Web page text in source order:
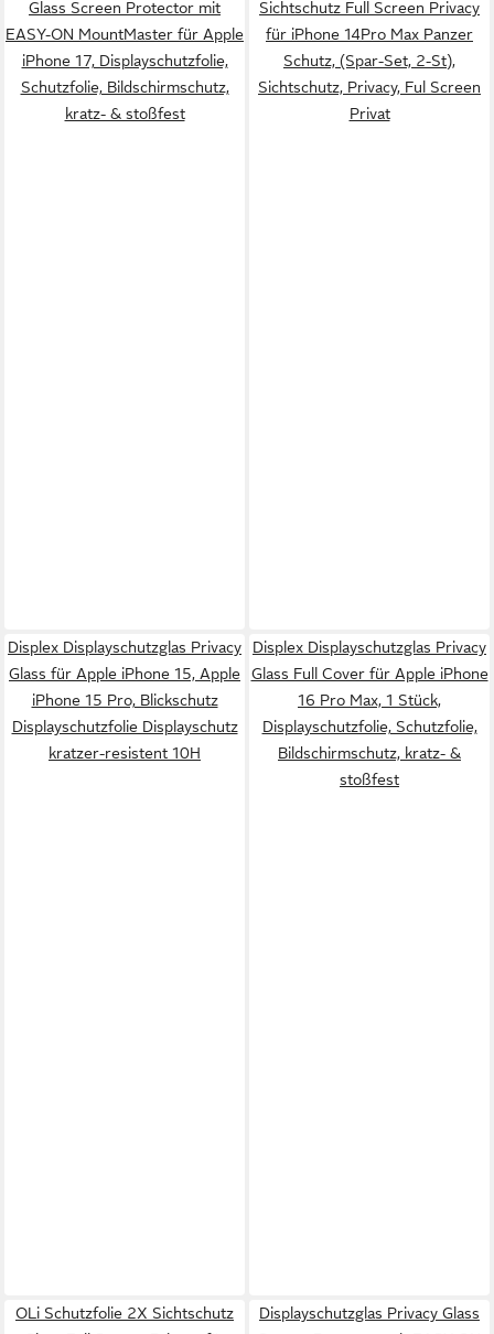
Glass Screen Protector mit
EASY-ON MountMaster für Apple
iPhone 17, Displayschutzfolie,
Schutzfolie, Bildschirmschutz,
kratz- & stoßfest
Sichtschutz Full Screen Privacy
für iPhone 14Pro Max Panzer
Schutz, (Spar-Set, 2-St),
Sichtschutz, Privacy, Ful Screen
Privat
Displex Displayschutzglas Privacy
Glass für Apple iPhone 15, Apple
iPhone 15 Pro, Blickschutz
Displayschutzfolie Displayschutz
kratzer-resistent 10H
Displex Displayschutzglas Privacy
Glass Full Cover für Apple iPhone
16 Pro Max, 1 Stück,
Displayschutzfolie, Schutzfolie,
Bildschirmschutz, kratz- &
stoßfest
OLi Schutzfolie 2X Sichtschutz
Displayschutzglas Privacy Glass